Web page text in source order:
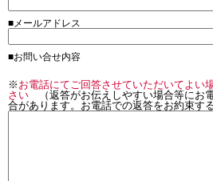
■メールアドレス
■お問い合せ内容
※ お電話にてご回答させていただいてよい
さい （返答がお伝えしやすい場合等にお
合があります。お電話での返答をお約束す